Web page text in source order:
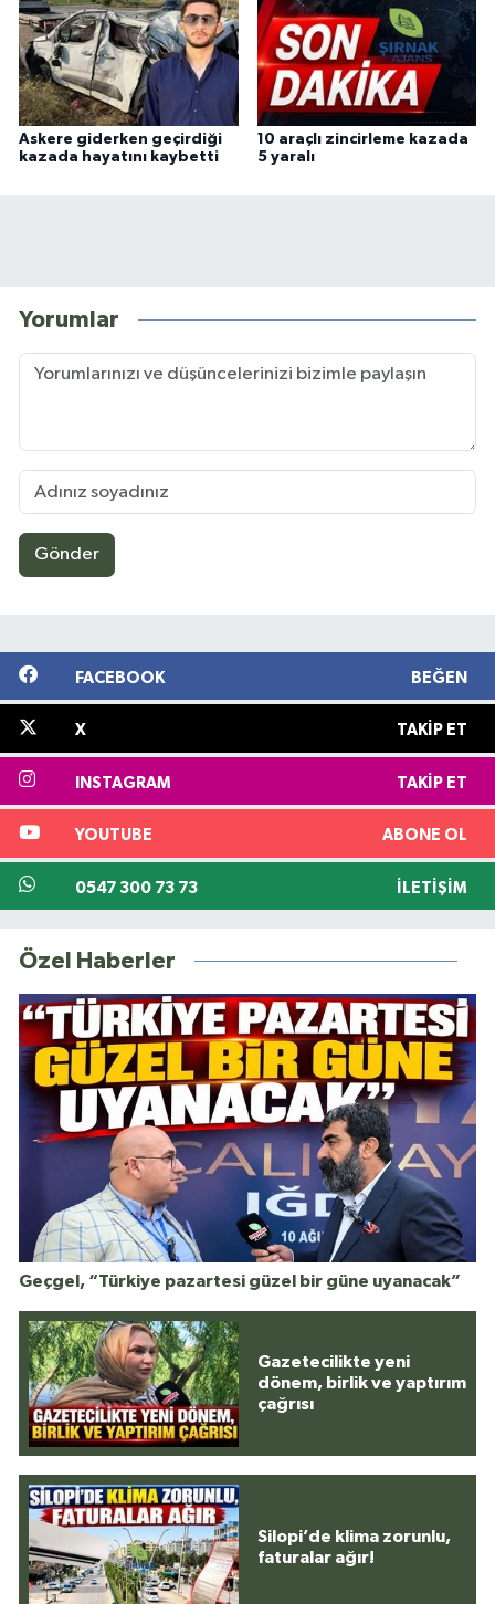
Askere giderken geçirdiği
kazada hayatını kaybetti
10 araçlı zincirleme kazada
5 yaralı
Yorumlar
Gönder
FACEBOOK BEĞEN
X TAKIP ET
INSTAGRAM TAKIP ET
YOUTUBE ABONE OL
0547 300 73 73 İLETIŞIM
Özel Haberler
Geçgel, “Türkiye pazartesi güzel bir güne uyanacak”
Gazetecilikte yeni
dönem, birlik ve yaptırım
çağrısı
Silopi’de klima zorunlu,
faturalar ağır!